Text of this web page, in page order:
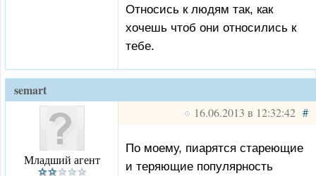
Относись к людям так, как
хочешь чтоб они относились к
тебе.
semart
Младший агент
16.06.2013 в 12:32:42 #
По моему, пиарятся стареющие
и теряющие популярность